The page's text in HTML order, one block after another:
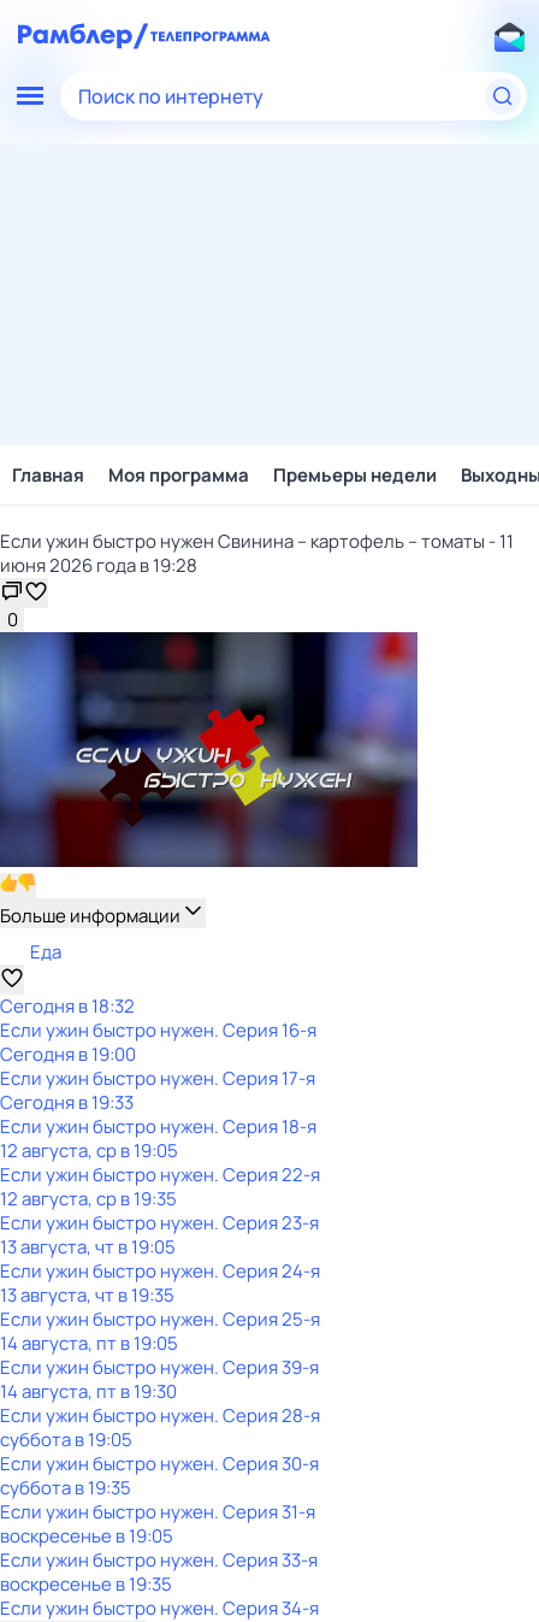
Поиск по интернету
Главная Моя программа Премьеры недели
Если ужин быстро нужен Свинина – картофель – томаты - 11
июня 2026 года в 19:28
0
Больше информации
Еда
Сегодня в 18:32
Если ужин быстро нужен. Серия 16-я
Сегодня в 19:00
Если ужин быстро нужен. Серия 17-я
Сегодня в 19:33
Если ужин быстро нужен. Серия 18-я
12 августа, ср в 19:05
Если ужин быстро нужен. Серия 22-я
12 августа, ср в 19:35
Если ужин быстро нужен. Серия 23-я
13 августа, чт в 19:05
Если ужин быстро нужен. Серия 24-я
13 августа, чт в 19:35
Если ужин быстро нужен. Серия 25-я
14 августа, пт в 19:05
Если ужин быстро нужен. Серия 39-я
14 августа, пт в 19:30
Если ужин быстро нужен. Серия 28-я
субботав19:05
Если ужин быстро нужен. Серия 30-я
субботав19:35
Если ужин быстро нужен. Серия 31-я
воскресенье в19:05
Если ужин быстро нужен. Серия 33-я
воскресенье в19:35
Если ужин быстро нужен. Серия 34-я